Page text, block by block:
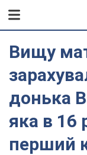
Вищу
донька
яка в 16
перший